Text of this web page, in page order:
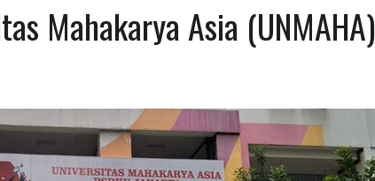
Mahakarya Asia (UNMAHA)